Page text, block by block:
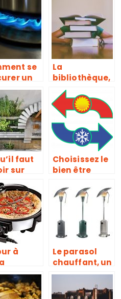
se
un
à gaz
La
bibliothèque,
l’espace
dédié à la
concentratio
n
faut
sur
Choisissez le
bien être
avec le
climatiseur
reversible
à
un
pour la
Le parasol
chauffant, un
véritable
accessoire de
chauffage